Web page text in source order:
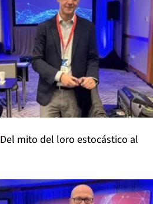
Del mito del loro estocástico al